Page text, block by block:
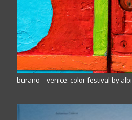
burano – venice: color festival by albi